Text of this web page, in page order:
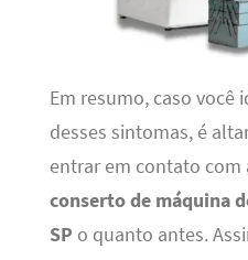
Em resumo, caso
desses sintomas, é
entrar em contato com
conserto de máquina
SP o quanto antes.